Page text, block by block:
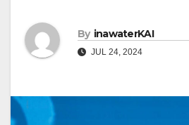
By inawaterKAI
JUL 24, 2024